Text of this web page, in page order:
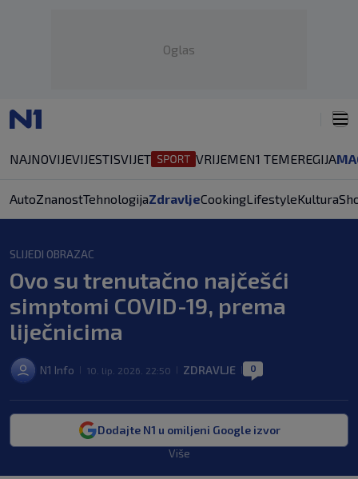
Oglas
NAJNOVIJEVIJESTISVIJET VRIJEMEN1 TEMEREGIJA
AutoZnanostTehnologijaZdravljeCookingLifestyleKultura
SLIJEDI OBRAZAC
Ovo su trenutačno najčešći
simptomi COVID-19, prema
liječnicima
N1 Info 10. lip. 2026. 22:50 ZDRAVLJE 0
Dodajte N1 u omiljeni Google izvor
Više